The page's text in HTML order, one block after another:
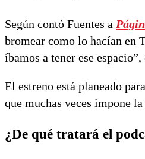
Según contó Fuentes a
bromear como lo hacían en
íbamos a tener ese espacio”,
El estreno está planeado para
que muchas veces impone
¿De qué tratará el